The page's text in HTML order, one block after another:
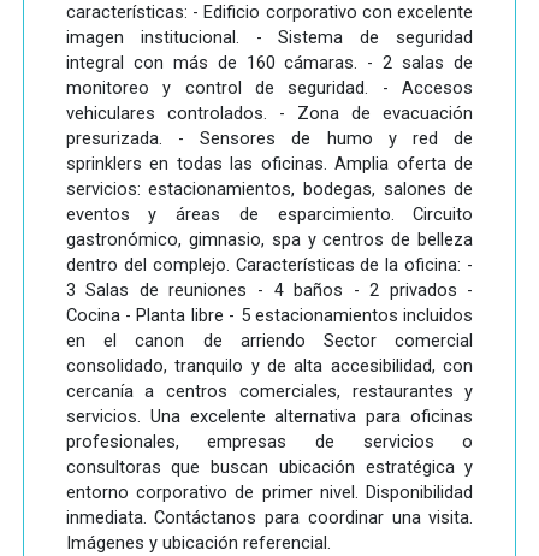
características: - Edificio corporativo con excelente
imagen institucional. - Sistema de seguridad
integral con más de 160 cámaras. - 2 salas de
monitoreo y control de seguridad. - Accesos
vehiculares controlados. - Zona de evacuación
presurizada. - Sensores de humo y red de
sprinklers en todas las oficinas. Amplia oferta de
servicios: estacionamientos, bodegas, salones de
eventos y áreas de esparcimiento. Circuito
gastronómico, gimnasio, spa y centros de belleza
dentro del complejo. Características de la oficina: -
3 Salas de reuniones - 4 baños - 2 privados -
Cocina - Planta libre - 5 estacionamientos incluidos
en el canon de arriendo Sector comercial
consolidado, tranquilo y de alta accesibilidad, con
cercanía a centros comerciales, restaurantes y
servicios. Una excelente alternativa para oficinas
profesionales, empresas de servicios o
consultoras que buscan ubicación estratégica y
entorno corporativo de primer nivel. Disponibilidad
inmediata. Contáctanos para coordinar una visita.
Imágenes y ubicación referencial.